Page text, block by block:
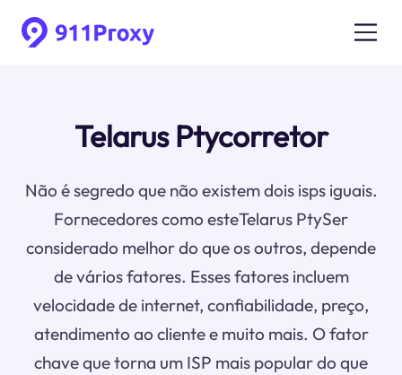
Telarus Ptycorretor
Não é segredo que não existem dois isps iguais.
Fornecedores como esteTelarus PtySer
considerado melhor do que os outros, depende
de vários fatores. Esses fatores incluem
velocidade de internet, confiabilidade, preço,
atendimento ao cliente e muito mais. O fator
chave que torna um ISP mais popular do que